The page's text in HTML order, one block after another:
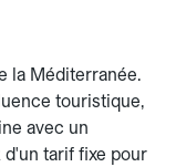
la Méditerranée.
touristique,
avec un
tarif fixe pour